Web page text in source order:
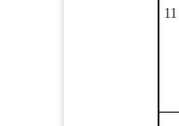
11